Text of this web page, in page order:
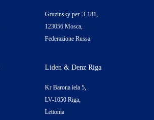
Gruzinsky per. 3-181,
123056 Mosca,
Federazione Russa
Liden & Denz Riga
Kr Barona iela 5,
LV-1050 Riga,
Lettonia